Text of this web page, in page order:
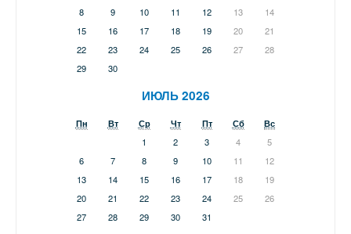
8
9 10 11 12 13
14
15
16 17 18 19 20
21
22
23 24 25 26 27
28
29
30
ИЮЛЬ 2026
Пн Вт Ср Чт Пт Сб
Вс
1
2 3 4
5
6
7 8 9 10 11
12
13
14 15 16 17 18
19
20
21 22 23 24 25
26
27
28 29 30 31